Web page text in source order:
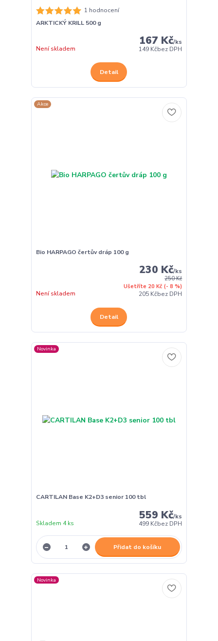
1 hodnocení
ARKTICKÝ KRILL 500 g
167 Kč/ks
149 Kčbez DPH
Není skladem
Detail
Akce
Bio HARPAGO čertův dráp 100 g
250 Kč
Ušetříte 20 Kč (- 8 %)
230 Kč/ks
205 Kčbez DPH
Není skladem
Detail
Novinka
CARTILAN Base K2+D3 senior 100 tbl
559 Kč/ks
499 Kčbez DPH
Skladem 4 ks
Přidat do košíku
Novinka